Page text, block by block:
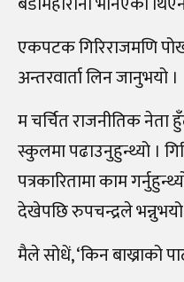
एकपटक गिरिराजमणि
अन्तरवार्ता लिन जानुभयो ।
म चर्चित राजनीतिक नेता
स्कुलमा पढाउनुहुन्थ्यो ।
पत्रकारितामा काम
देखेपछि रुपचन्द्रले
मैले सोधें, ‘किन बाख्राको